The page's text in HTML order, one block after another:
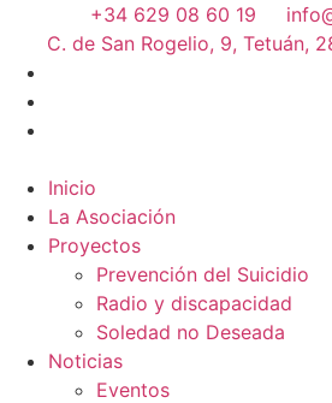
+34 629 08 60 19
C. de San Rogelio, 9, Tetuán,
Inicio
La Asociación
Proyectos
Prevención del Suicidio
Radio y discapacidad
Soledad no Deseada
Noticias
Eventos